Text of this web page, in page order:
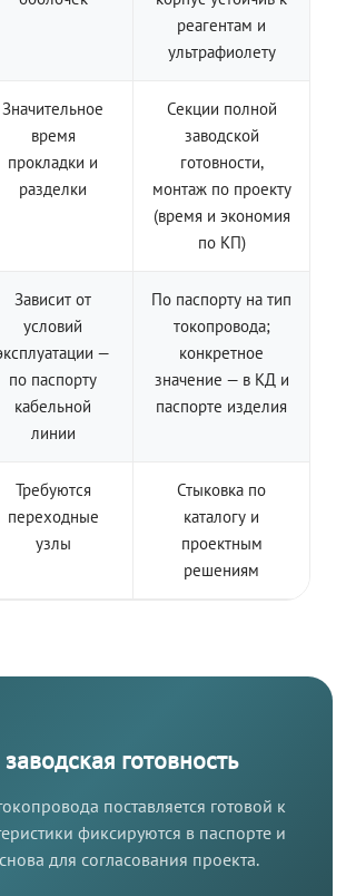
реагентам и
ультрафиолету
Значительное
время
прокладки и
разделки
Секции полной
заводской
готовности,
монтаж по проекту
(время и экономия
по КП)
Зависит от
условий
—
по паспорту
кабельной
линии
По паспорту на тип
токопровода;
конкретное
значение — в КД и
паспорте изделия
Требуются
переходные
узлы
Стыковка по
каталогу и
проектным
решениям
готовность
поставляется готовой к
фиксируются в паспорте и
для согласования проекта.